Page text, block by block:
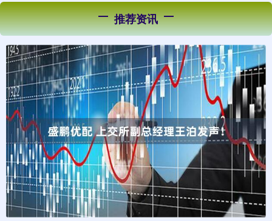
推荐资讯